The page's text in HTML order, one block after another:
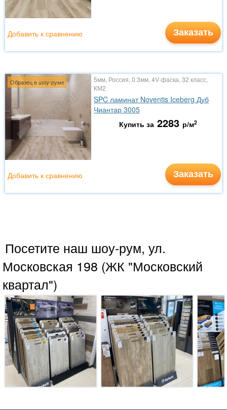
Заказать
Добавить к сравнению
Образец в шоу-руме
5мм, Россия, 0.3мм, 4V-фаска, 32 класс,
КМ2
SPC ламинат Noventis Iceberg Дуб
Чиантар 3005
Купить за 2283 р/м2
Заказать
Добавить к сравнению
Посетите наш шоу-рум, ул.
Московская 198 (ЖК "Московский
квартал")